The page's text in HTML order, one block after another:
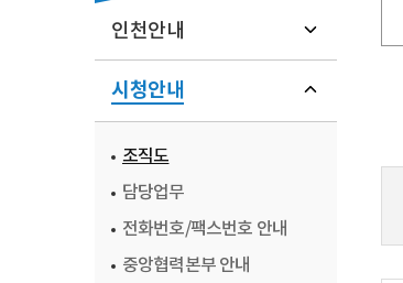
인천안내
시청안내
조직도
담당업무
전화번호/팩스번호 안내
중앙협력본부 안내